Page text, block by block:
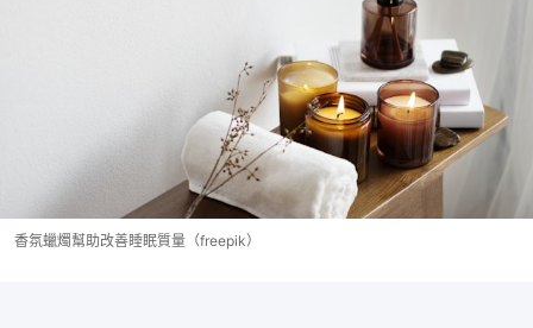
香氛蠟燭幫助改善睡眠質量（freepik）